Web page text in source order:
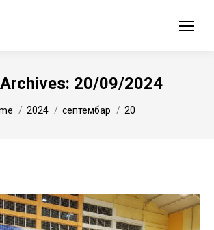
20/09/2024
2024 септембар 20